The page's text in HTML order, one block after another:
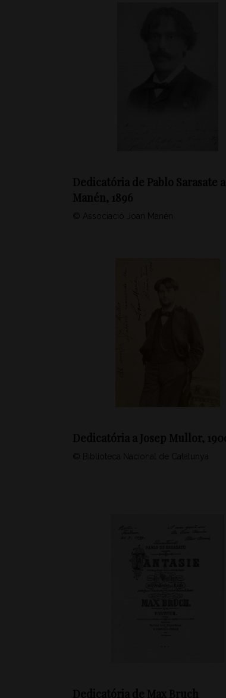
Dedicatória de Pablo Sarasate a
Manén, 1896
© Associació Joan Manén
Dedicatória a Josep Mullor,
© Biblioteca Nacional de Catalunya
Dedicatória de Max Bruch